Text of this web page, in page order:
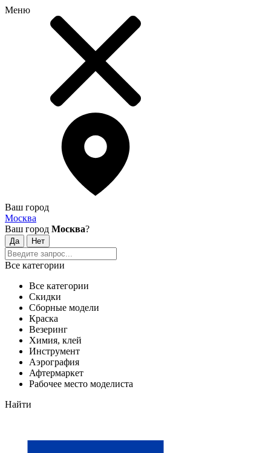
Меню
Ваш город
Москва
Ваш город Москва?
Все категории
Все категории
Скидки
Сборные модели
Краска
Везеринг
Химия, клей
Инструмент
Аэрография
Афтермаркет
Рабочее место моделиста
Найти